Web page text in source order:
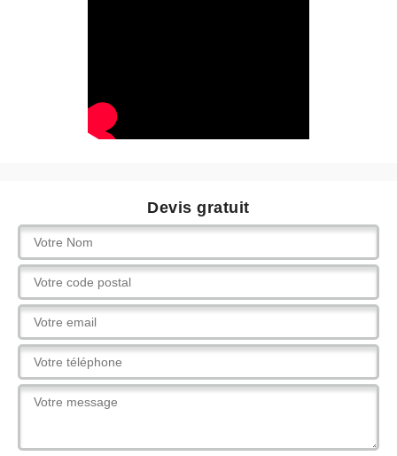
Devis gratuit